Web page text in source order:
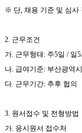
※ 단, 채용 기준 및 심사
2. 근무조건
가. 근무형태 : 주5일 / 일5
나. 급여기준: 부산광역
다. 근무기간: 추후 협의
3. 원서접수 및 전형방법
가. 응시원서 접수처